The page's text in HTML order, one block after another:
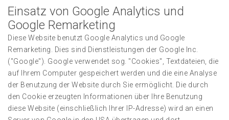
Einsatz von Google Analytics und
Google Remarketing
Diese Website benutzt Google Analytics und Google
Remarketing. Dies sind Dienstleistungen der Google Inc.
("Google"). Google verwendet sog. "Cookies", Textdateien, die
auf Ihrem Computer gespeichert werden und die eine Analyse
der Benutzung der Website durch Sie ermöglicht. Die durch
den Cookie erzeugten Informationen über Ihre Benutzung
diese Website (einschließlich Ihrer IP-Adresse) wird an einen